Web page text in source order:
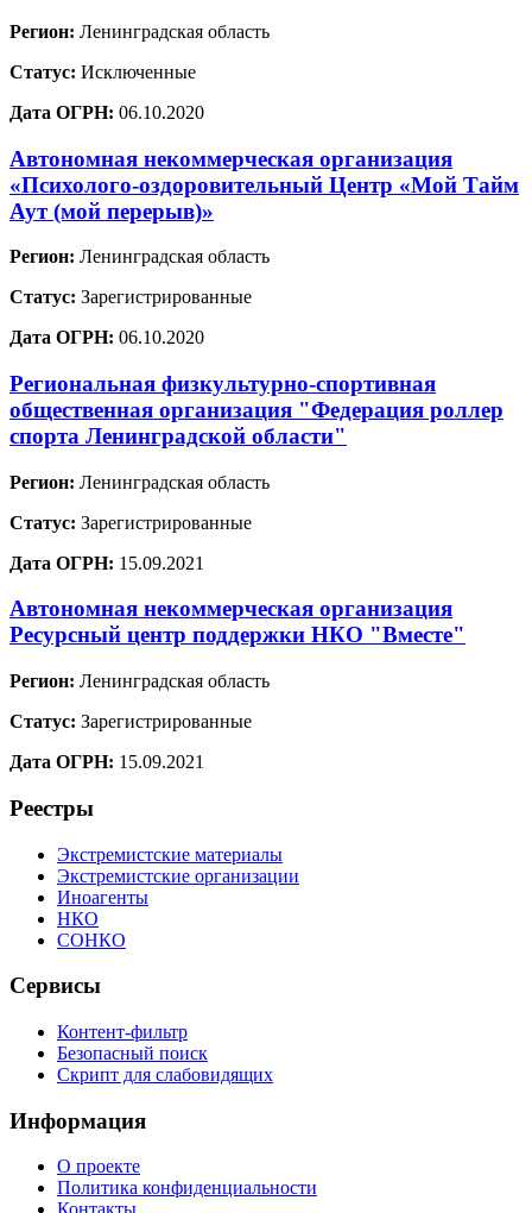
Регион: Ленинградская область
Статус: Исключенные
Дата ОГРН: 06.10.2020
Автономная некоммерческая организация
«Психолого-оздоровительный Центр «Мой Тайм
Аут (мой перерыв)»
Регион: Ленинградская область
Статус: Зарегистрированные
Дата ОГРН: 06.10.2020
Региональная физкультурно-спортивная
общественная организация "Федерация роллер
спорта Ленинградской области"
Регион: Ленинградская область
Статус: Зарегистрированные
Дата ОГРН: 15.09.2021
Автономная некоммерческая организация
Ресурсный центр поддержки НКО "Вместе"
Регион: Ленинградская область
Статус: Зарегистрированные
Дата ОГРН: 15.09.2021
Реестры
Экстремистские материалы
Экстремистские организации
Иноагенты
НКО
СОНКО
Сервисы
Контент-фильтр
Безопасный поиск
Скрипт для слабовидящих
Информация
О проекте
Политика конфиденциальности